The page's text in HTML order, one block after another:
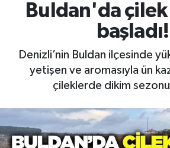
Buldan'da
başladı!
Denizli’nin Buldan ilçesinde
yetişen ve aromasıyla ün
çileklerde dikim sezonu
SPOR
SİYASET
BİLİM VE TEKNOLOJİ
Eğitim
Manisa
Yaşam
Tüm Manşetler
Son Dakika Haberleri
Haber Arşivi